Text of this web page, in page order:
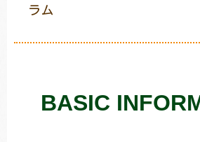
トレキング
ラム
BASIC